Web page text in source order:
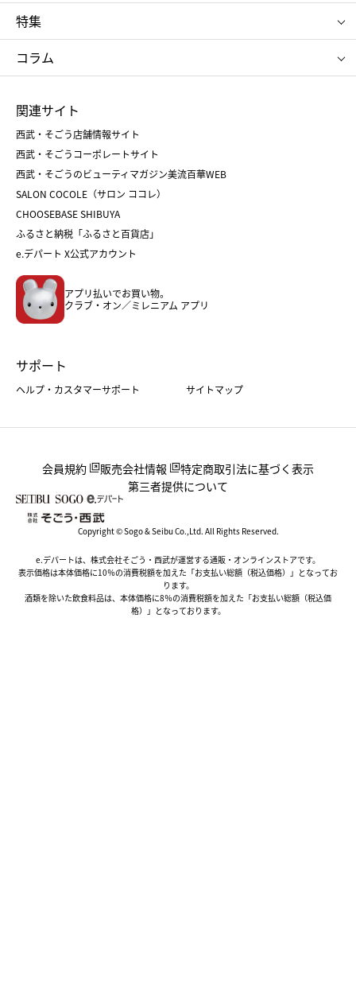
RMK
クリニーク
SK-Ⅱ
ゴディバ
新宿高野
たねや
ねんりん家
ポロ ラルフ ローレン
タケオ キクチ
ママ＆キッズ
シュタイフ
特集
お中元
ひな人形
五月人形
父の日
クリスマスケーキ
ホワイトデー
コラム
菓子折り
和菓子
人気のギフト
バレンタイン
ホワイトデー
おせち
フード
ホーム・キッチン＆アート
関連サイト
西武・そごう店舗情報サイト
西武・そごうコーポレートサイト
西武・そごうのビューティマガジン美流百華WEB
SALON COCOLE（サロン ココレ）
CHOOSEBASE SHIBUYA
ふるさと納税「ふるさと百貨店」
e.デパート X公式アカウント
アプリ払いでお買い物。
クラブ・オン／ミレニアム アプリ
サポート
ヘルプ・カスタマーサポート サイトマップ
会員規約 販売会社情報
特定商取引法に基づく表示
第三者提供について
Copyright © Sogo & Seibu Co.,Ltd. All Rights Reserved.
e.デパートは、株式会社そごう・西武が運営する通販・オンラインストアです。
表示価格は本体価格に10％の消費税額を加えた「お支払い総額（税込価格）」となってお
ります。
酒類を除いた飲食料品は、本体価格に8％の消費税額を加えた「お支払い総額（税込価
格）」となっております。